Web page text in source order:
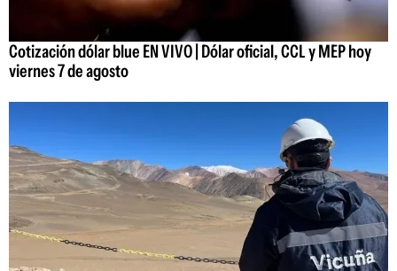
Cotización dólar blue EN VIVO | Dólar oficial, CCL y MEP hoy
viernes 7 de agosto